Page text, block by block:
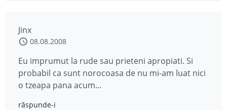
Jinx
08.08.2008
Eu imprumut la rude sau prieteni apropiati. Si
probabil ca sunt norocoasa de nu mi-am luat nici
o tzeapa pana acum…
răspunde-i